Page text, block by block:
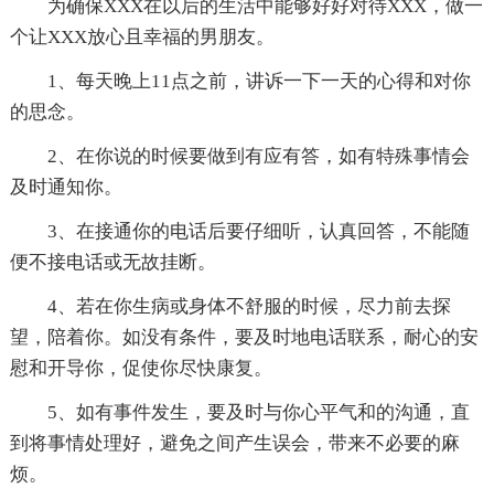
为确保XXX在以后的生活中能够好好对待XXX，做一
个让XXX放心且幸福的男朋友。
1、每天晚上11点之前，讲诉一下一天的心得和对你
的思念。
2、在你说的时候要做到有应有答，如有特殊事情会
及时通知你。
3、在接通你的电话后要仔细听，认真回答，不能随
便不接电话或无故挂断。
4、若在你生病或身体不舒服的时候，尽力前去探
望，陪着你。如没有条件，要及时地电话联系，耐心的安
慰和开导你，促使你尽快康复。
5、如有事件发生，要及时与你心平气和的沟通，直
到将事情处理好，避免之间产生误会，带来不必要的麻
烦。